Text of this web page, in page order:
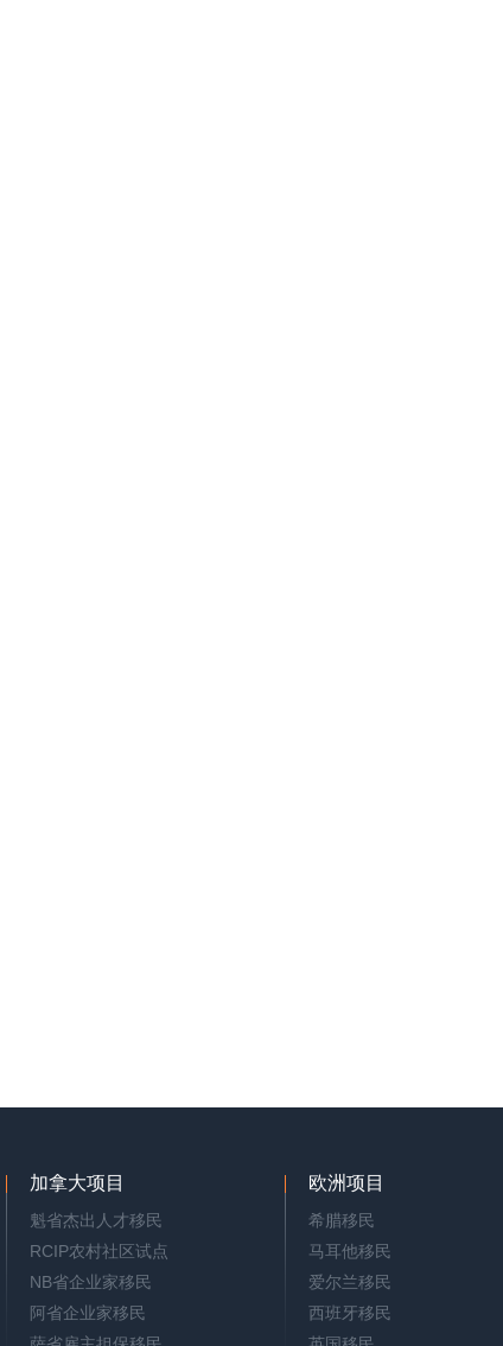
加拿大项目
魁省杰出人才移民
RCIP农村社区试点
NB省企业家移民
阿省企业家移民
欧洲项目
希腊移民
马耳他移民
爱尔兰移民
西班牙移民